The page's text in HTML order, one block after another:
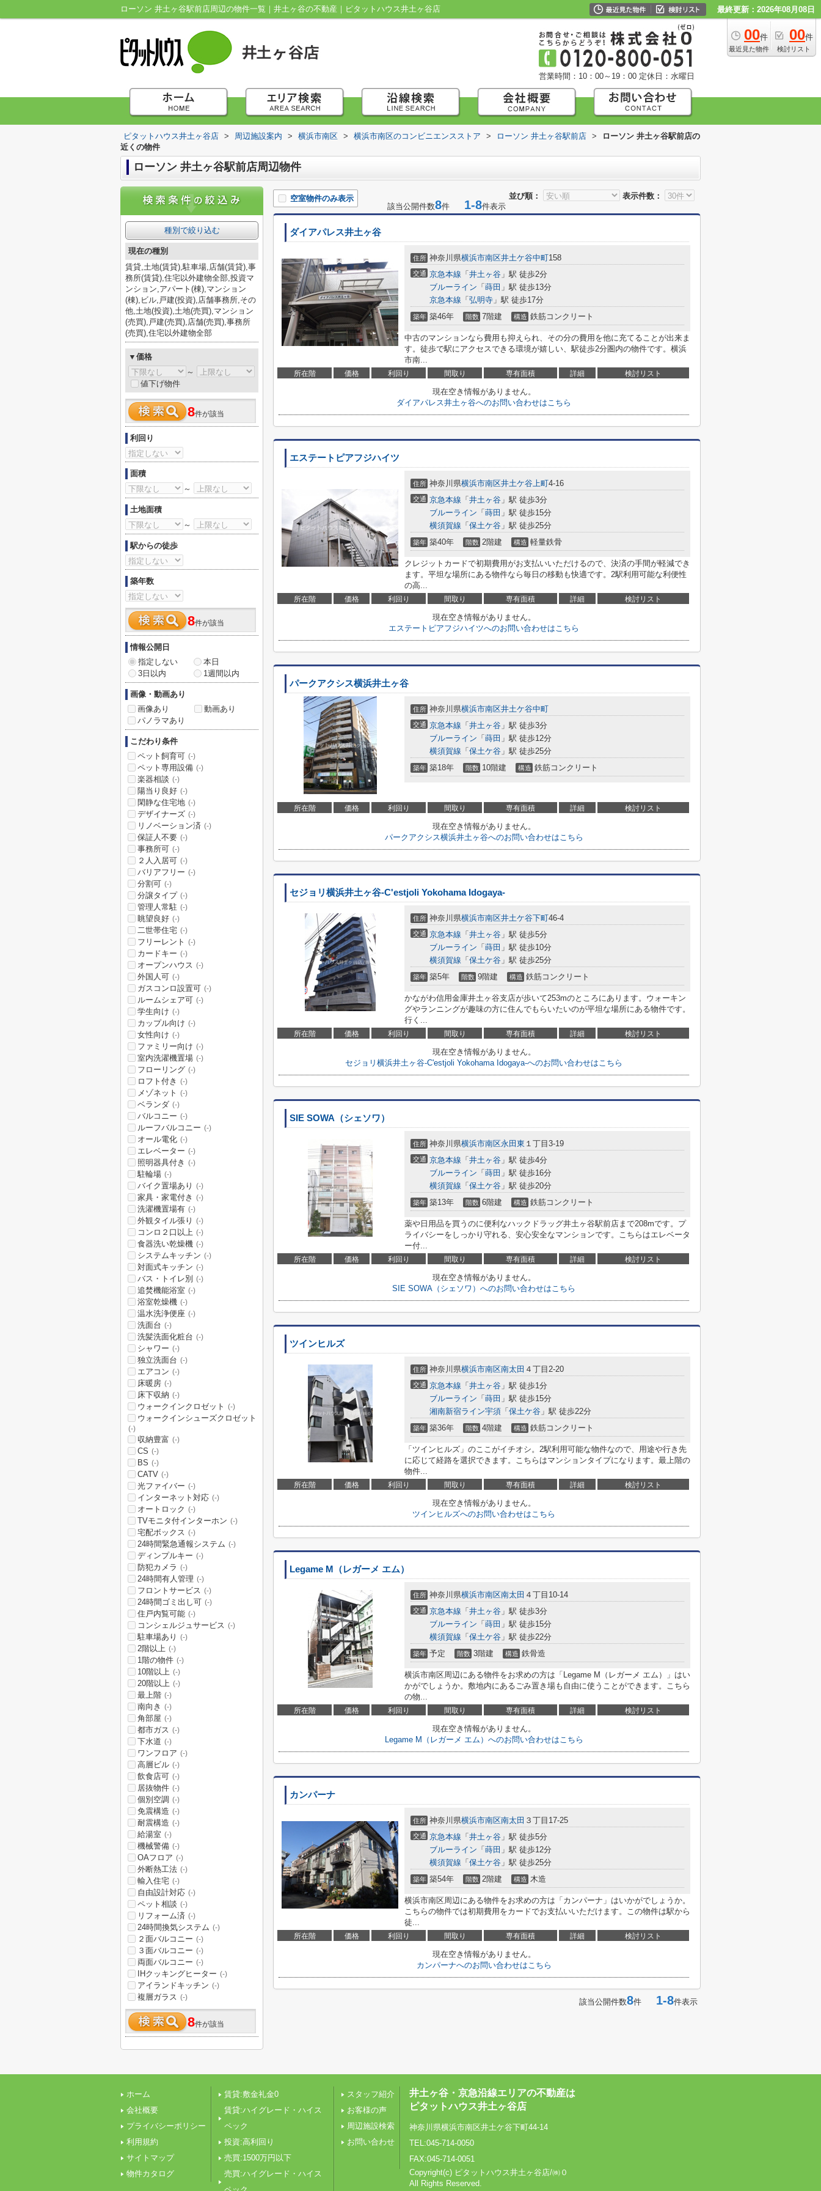
ローソン 井土ヶ谷駅前店周辺の物件一覧｜井土ヶ谷の不動産｜ピタットハウス井土ヶ谷店 最終更新：2026年08月08日
00件
最近見た物件
00件
検討リスト
営業時間：10：00～19：00 定休日：水曜日
ピタットハウス井土ヶ谷店 > 周辺施設案内 > 横浜市南区 > 横浜市南区のコンビニエンスストア > ローソン 井土ヶ谷駅前店 >
ローソン 井土ヶ谷駅前店の
近くの物件
ローソン 井土ヶ谷駅前店周辺物件
並び順： 表示件数：
空室物件のみ表示
該当公開件数8件 1-8件表示
ダイアパレス井土ヶ谷
住所 神奈川県横浜市南区井土ケ谷中町158
交通 京急本線 「 井土ヶ谷 」駅 徒歩2分
ブルーライン 「 蒔田 」駅 徒歩13分
京急本線 「 弘明寺 」駅 徒歩17分
築年 築46年 階数 7階建 構造 鉄筋コンクリート
中古のマンションなら費用も抑えられ、その分の費用を他に充てることが出来ま
す。徒歩で駅にアクセスできる環境が嬉しい、駅徒歩2分圏内の物件です。横浜
市南...
所在階 価格 利回り 間取り 専有面積 詳細 検討リスト
現在空き情報がありません。
ダイアパレス井土ヶ谷へのお問い合わせはこちら
エステートピアフジハイツ
住所 神奈川県横浜市南区井土ケ谷上町4-16
交通 京急本線 「 井土ヶ谷 」駅 徒歩3分
ブルーライン 「 蒔田 」駅 徒歩15分
横須賀線 「 保土ケ谷 」駅 徒歩25分
築年 築40年 階数 2階建 構造 軽量鉄骨
クレジットカードで初期費用がお支払いいただけるので、決済の手間が軽減でき
ます。平坦な場所にある物件なら毎日の移動も快適です。2駅利用可能な利便性
の高...
所在階 価格 利回り 間取り 専有面積 詳細 検討リスト
現在空き情報がありません。
エステートピアフジハイツへのお問い合わせはこちら
パークアクシス横浜井土ヶ谷
住所 神奈川県横浜市南区井土ケ谷中町
交通 京急本線 「 井土ヶ谷 」駅 徒歩3分
ブルーライン 「 蒔田 」駅 徒歩12分
横須賀線 「 保土ケ谷 」駅 徒歩25分
築年 築18年 階数 10階建 構造 鉄筋コンクリート
所在階 価格 利回り 間取り 専有面積 詳細 検討リスト
現在空き情報がありません。
パークアクシス横浜井土ヶ谷へのお問い合わせはこちら
セジョリ横浜井土ヶ谷-C'estjoli Yokohama Idogaya-
住所 神奈川県横浜市南区井土ケ谷下町46-4
交通 京急本線 「 井土ヶ谷 」駅 徒歩5分
ブルーライン 「 蒔田 」駅 徒歩10分
横須賀線 「 保土ケ谷 」駅 徒歩25分
築年 築5年 階数 9階建 構造 鉄筋コンクリート
かながわ信用金庫井土ヶ谷支店が歩いて253mのところにあります。ウォーキン
グやランニングが趣味の方に住んでもらいたいのが平坦な場所にある物件です。
行く...
所在階 価格 利回り 間取り 専有面積 詳細 検討リスト
現在空き情報がありません。
セジョリ横浜井土ヶ谷-C'estjoli Yokohama Idogaya-へのお問い合わせはこちら
SIE SOWA（シェソワ）
住所 神奈川県横浜市南区永田東 １丁目3-19
交通 京急本線 「 井土ヶ谷 」駅 徒歩4分
ブルーライン 「 蒔田 」駅 徒歩16分
横須賀線 「 保土ケ谷 」駅 徒歩20分
築年 築13年 階数 6階建 構造 鉄筋コンクリート
薬や日用品を買うのに便利なハックドラッグ井土ヶ谷駅前店まで208mです。プ
ライバシーをしっかり守れる、安心安全なマンションです。こちらはエレベータ
ー付...
所在階 価格 利回り 間取り 専有面積 詳細 検討リスト
現在空き情報がありません。
SIE SOWA（シェソワ）へのお問い合わせはこちら
ツインヒルズ
住所 神奈川県横浜市南区南太田 ４丁目2-20
交通 京急本線 「 井土ヶ谷 」駅 徒歩1分
ブルーライン 「 蒔田 」駅 徒歩15分
湘南新宿ライン宇須 「 保土ケ谷 」駅 徒歩22分
築年 築36年 階数 4階建 構造 鉄筋コンクリート
「ツインヒルズ」のここがイチオシ。2駅利用可能な物件なので、用途や行き先
に応じて経路を選択できます。こちらはマンションタイプになります。最上階の
物件...
所在階 価格 利回り 間取り 専有面積 詳細 検討リスト
現在空き情報がありません。
ツインヒルズへのお問い合わせはこちら
Legame M（レガーメ エム）
住所 神奈川県横浜市南区南太田 ４丁目10-14
交通 京急本線 「 井土ヶ谷 」駅 徒歩3分
ブルーライン 「 蒔田 」駅 徒歩15分
横須賀線 「 保土ケ谷 」駅 徒歩22分
築年 予定 階数 3階建 構造 鉄骨造
横浜市南区周辺にある物件をお求めの方は「Legame M（レガーメ エム）」はい
かがでしょうか。敷地内にあるごみ置き場も自由に使うことができます。こちら
の物...
所在階 価格 利回り 間取り 専有面積 詳細 検討リスト
現在空き情報がありません。
Legame M（レガーメ エム）へのお問い合わせはこちら
カンパーナ
住所 神奈川県横浜市南区南太田 ３丁目17‐25
交通 京急本線 「 井土ヶ谷 」駅 徒歩5分
ブルーライン 「 蒔田 」駅 徒歩12分
横須賀線 「 保土ケ谷 」駅 徒歩25分
築年 築54年 階数 2階建 構造 木造
横浜市南区周辺にある物件をお求めの方は「カンパーナ」はいかがでしょうか。
こちらの物件では初期費用をカードでお支払いいただけます。この物件は駅から
徒...
所在階 価格 利回り 間取り 専有面積 詳細 検討リスト
現在空き情報がありません。
カンパーナへのお問い合わせはこちら
該当公開件数8件 1-8件表示
種別で絞り込む
現在の種別
賃貸,土地(賃貸),駐車場,店舗(賃貸),事
務所(賃貸),住宅以外建物全部,投資マ
ンション,アパート(棟),マンション
(棟),ビル,戸建(投資),店舗事務所,その
他,土地(投資),土地(売買),マンション
(売買),戸建(売買),店舗(売買),事務所
(売買),住宅以外建物全部
▼価格
～
値下げ物件
8件が該当
利回り
面積
～
土地面積
～
駅からの徒歩
築年数
8件が該当
情報公開日
指定しない
本日
3日以内
1週間以内
画像・動画あり
画像あり
動画あり
パノラマあり
こだわり条件
ペット飼育可 (-)
ペット専用設備 (-)
楽器相談 (-)
陽当り良好 (-)
閑静な住宅地 (-)
デザイナーズ (-)
リノベーション済 (-)
保証人不要 (-)
事務所可 (-)
２人入居可 (-)
バリアフリー (-)
分割可 (-)
分譲タイプ (-)
管理人常駐 (-)
眺望良好 (-)
二世帯住宅 (-)
フリーレント (-)
カードキー (-)
オープンハウス (-)
外国人可 (-)
ガスコンロ設置可 (-)
ルームシェア可 (-)
学生向け (-)
カップル向け (-)
女性向け (-)
ファミリー向け (-)
室内洗濯機置場 (-)
フローリング (-)
ロフト付き (-)
メゾネット (-)
ベランダ (-)
バルコニー (-)
ルーフバルコニー (-)
オール電化 (-)
エレベーター (-)
照明器具付き (-)
駐輪場 (-)
バイク置場あり (-)
家具・家電付き (-)
洗濯機置場有 (-)
外観タイル張り (-)
コンロ２口以上 (-)
食器洗い乾燥機 (-)
システムキッチン (-)
対面式キッチン (-)
バス・トイレ別 (-)
追焚機能浴室 (-)
浴室乾燥機 (-)
温水洗浄便座 (-)
洗面台 (-)
洗髪洗面化粧台 (-)
シャワー (-)
独立洗面台 (-)
エアコン (-)
床暖房 (-)
床下収納 (-)
ウォークインクロゼット (-)
ウォークインシューズクロゼット
(-)
収納豊富 (-)
CS (-)
BS (-)
CATV (-)
光ファイバー (-)
インターネット対応 (-)
オートロック (-)
TVモニタ付インターホン (-)
宅配ボックス (-)
24時間緊急通報システム (-)
ディンプルキー (-)
防犯カメラ (-)
24時間有人管理 (-)
フロントサービス (-)
24時間ゴミ出し可 (-)
住戸内覧可能 (-)
コンシェルジュサービス (-)
駐車場あり (-)
2階以上 (-)
1階の物件 (-)
10階以上 (-)
20階以上 (-)
最上階 (-)
南向き (-)
角部屋 (-)
都市ガス (-)
下水道 (-)
ワンフロア (-)
高層ビル (-)
飲食店可 (-)
居抜物件 (-)
個別空調 (-)
免震構造 (-)
耐震構造 (-)
給湯室 (-)
機械警備 (-)
OAフロア (-)
外断熱工法 (-)
輸入住宅 (-)
自由設計対応 (-)
ペット相談 (-)
リフォーム済 (-)
24時間換気システム (-)
２面バルコニー (-)
３面バルコニー (-)
両面バルコニー (-)
IHクッキングヒーター (-)
アイランドキッチン (-)
複層ガラス (-)
8件が該当
ホーム
会社概要
プライバシーポリシー
利用規約
サイトマップ
物件カタログ
賃貸:敷金礼金0
賃貸:ハイグレード・ハイス
ペック
投資:高利回り
売買:1500万円以下
売買:ハイグレード・ハイス
スタッフ紹介
お客様の声
周辺施設検索
お問い合わせ
井土ヶ谷・京急沿線エリアの不動産は
ピタットハウス井土ヶ谷店
神奈川県横浜市南区井土ケ谷下町44-14
TEL:045-714-0050
FAX:045-714-0051
Copyright(c) ピタットハウス井土ヶ谷店/㈱０
All Rights Reserved.